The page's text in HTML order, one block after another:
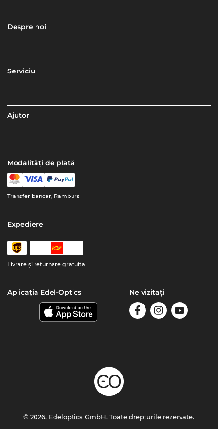
Despre noi
Serviciu
Ajutor
Modalități de plată
Transfer bancar, Ramburs
Expediere
Livrare şi returnare gratuita
Aplicația Edel-Optics Ne vizitați
© 2026, Edeloptics GmbH. Toate drepturile rezervate.